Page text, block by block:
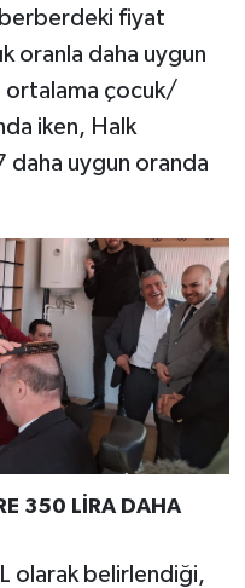
berberdeki fiyat
oranla daha uygun
ortalama çocuk/
iken, Halk
uygun oranda
350 LİRA DAHA
olarak belirlendiği,